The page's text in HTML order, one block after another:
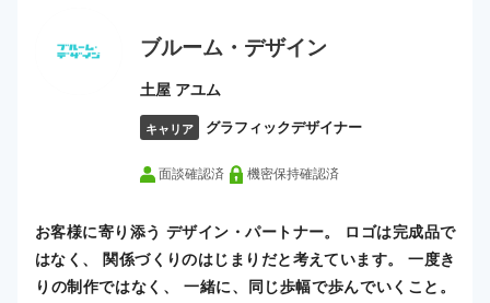
ブルーム・デザイン
土屋 アユム
キャリア グラフィックデザイナー
面談確認済 機密保持確認済
お客様に寄り添う デザイン・パートナー。 ロゴは完成品で
はなく、 関係づくりのはじまりだと考えています。 一度き
りの制作ではなく、 一緒に、同じ歩幅で歩んでいくこと。